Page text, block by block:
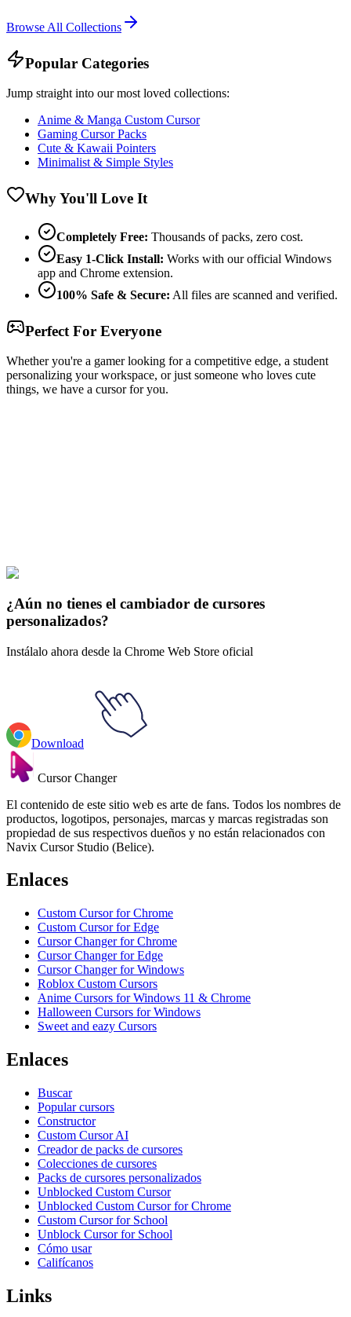
Browse All Collections
Popular Categories
Jump straight into our most loved collections:
Anime & Manga Custom Cursor
Gaming Cursor Packs
Cute & Kawaii Pointers
Minimalist & Simple Styles
Why You'll Love It
Completely Free: Thousands of packs, zero cost.
Easy 1-Click Install: Works with our official Windows
app and Chrome extension.
100% Safe & Secure: All files are scanned and verified.
Perfect For Everyone
Whether you're a gamer looking for a competitive edge, a student
personalizing your workspace, or just someone who loves cute
things, we have a cursor for you.
🚀 For Browser
¿Aún no tienes el cambiador de cursores
personalizados?
Instálalo ahora desde la Chrome Web Store oficial
Download
Cursor Changer
El contenido de este sitio web es arte de fans. Todos los nombres de
productos, logotipos, personajes, marcas y marcas registradas son
propiedad de sus respectivos dueños y no están relacionados con
Navix Cursor Studio (Belice).
Enlaces
Custom Cursor for Chrome
Custom Cursor for Edge
Cursor Changer for Chrome
Cursor Changer for Edge
Cursor Changer for Windows
Roblox Custom Cursors
Anime Cursors for Windows 11 & Chrome
Halloween Cursors for Windows
Sweet and eazy Cursors
Enlaces
Buscar
Popular cursors
Constructor
Custom Cursor AI
Creador de packs de cursores
Colecciones de cursores
Packs de cursores personalizados
Unblocked Custom Cursor
Unblocked Custom Cursor for Chrome
Custom Cursor for School
Unblock Cursor for School
Cómo usar
Califícanos
Links